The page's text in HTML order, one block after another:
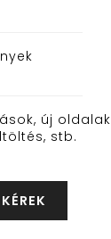
új oldalak
stb.